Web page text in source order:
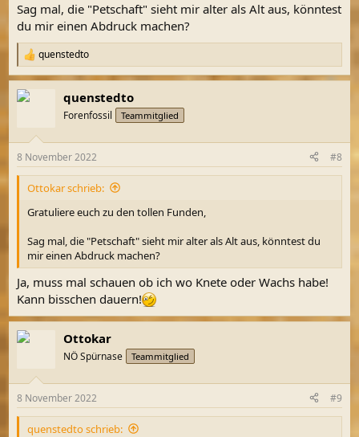
Sag mal, die "Petschaft" sieht mir alter als Alt aus, könntest
du mir einen Abdruck machen?
R
e
a
k
e
n
quenstedto
quenstedto
Forenfossil Teammitglied
8 November 2022 #8
Ottokar schrieb:
Gratuliere euch zu den tollen Funden,
Sag mal, die "Petschaft" sieht mir alter als Alt aus, könntest du
mir einen Abdruck machen?
Ja, muss mal schauen ob ich wo Knete oder Wachs habe!
Kann bisschen dauern!
Ottokar
NÖ Spürnase Teammitglied
8 November 2022 #9
quenstedto schrieb: